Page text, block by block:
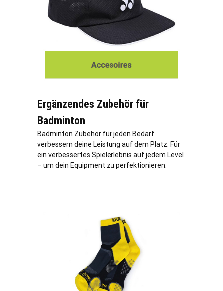
Ergänzendes Zubehör für
Badminton
Badminton Zubehör für jeden Bedarf
verbessern deine Leistung auf dem Platz. Für
ein verbessertes Spielerlebnis auf jedem Level
– um dein Equipment zu perfektionieren.